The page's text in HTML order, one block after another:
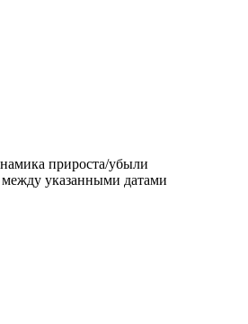
прироста/убыли
между указанными датами